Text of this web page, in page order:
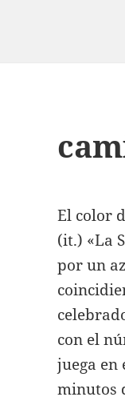
El color
(it.) «La
por un
con el
juega en
minutos